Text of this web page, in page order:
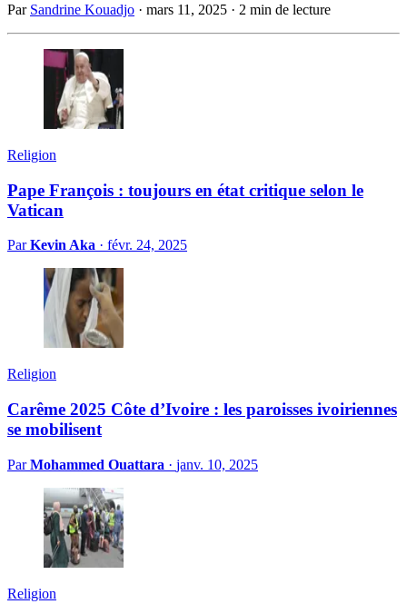
Par Sandrine Kouadjo · mars 11, 2025 · 2 min de lecture
Religion
Pape François : toujours en état critique selon le
Vatican
ParKevin Aka · févr. 24, 2025
Religion
Carême 2025 Côte d’Ivoire : les paroisses ivoiriennes
se mobilisent
ParMohammed Ouattara · janv. 10, 2025
Religion